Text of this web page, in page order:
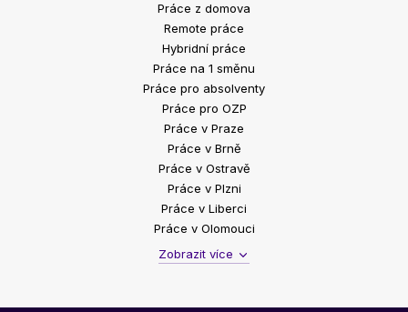
Práce z domova
Remote práce
Hybridní práce
Práce na 1 směnu
Práce pro absolventy
Práce pro OZP
Práce v Praze
Práce v Brně
Práce v Ostravě
Práce v Plzni
Práce v Liberci
Práce v Olomouci
Zobrazit více